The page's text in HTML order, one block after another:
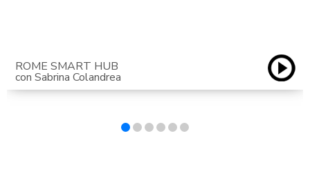
ROME SMART HUB
con Sabrina Colandrea